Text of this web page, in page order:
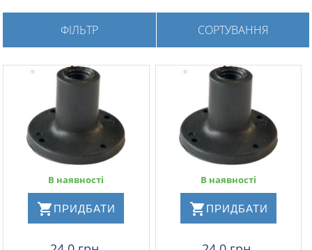
ФІЛЬТР СОРТУВАННЯ
В наявності
ПРИДБАТИ
В наявності
ПРИДБАТИ